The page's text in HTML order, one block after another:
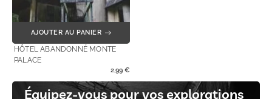
AJOUTER AU PANIER
HÔTEL ABANDONNÉ MONTE
PALACE
2,99 €
Équipez-vous pour vos explorations